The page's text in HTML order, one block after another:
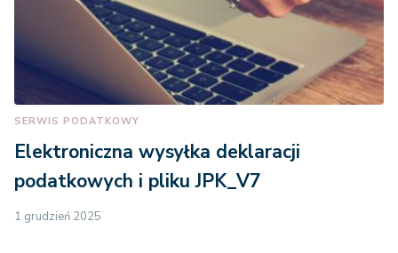
SERWIS PODATKOWY
Elektroniczna wysyłka deklaracji
podatkowych i pliku JPK_V7
1 grudzień 2025